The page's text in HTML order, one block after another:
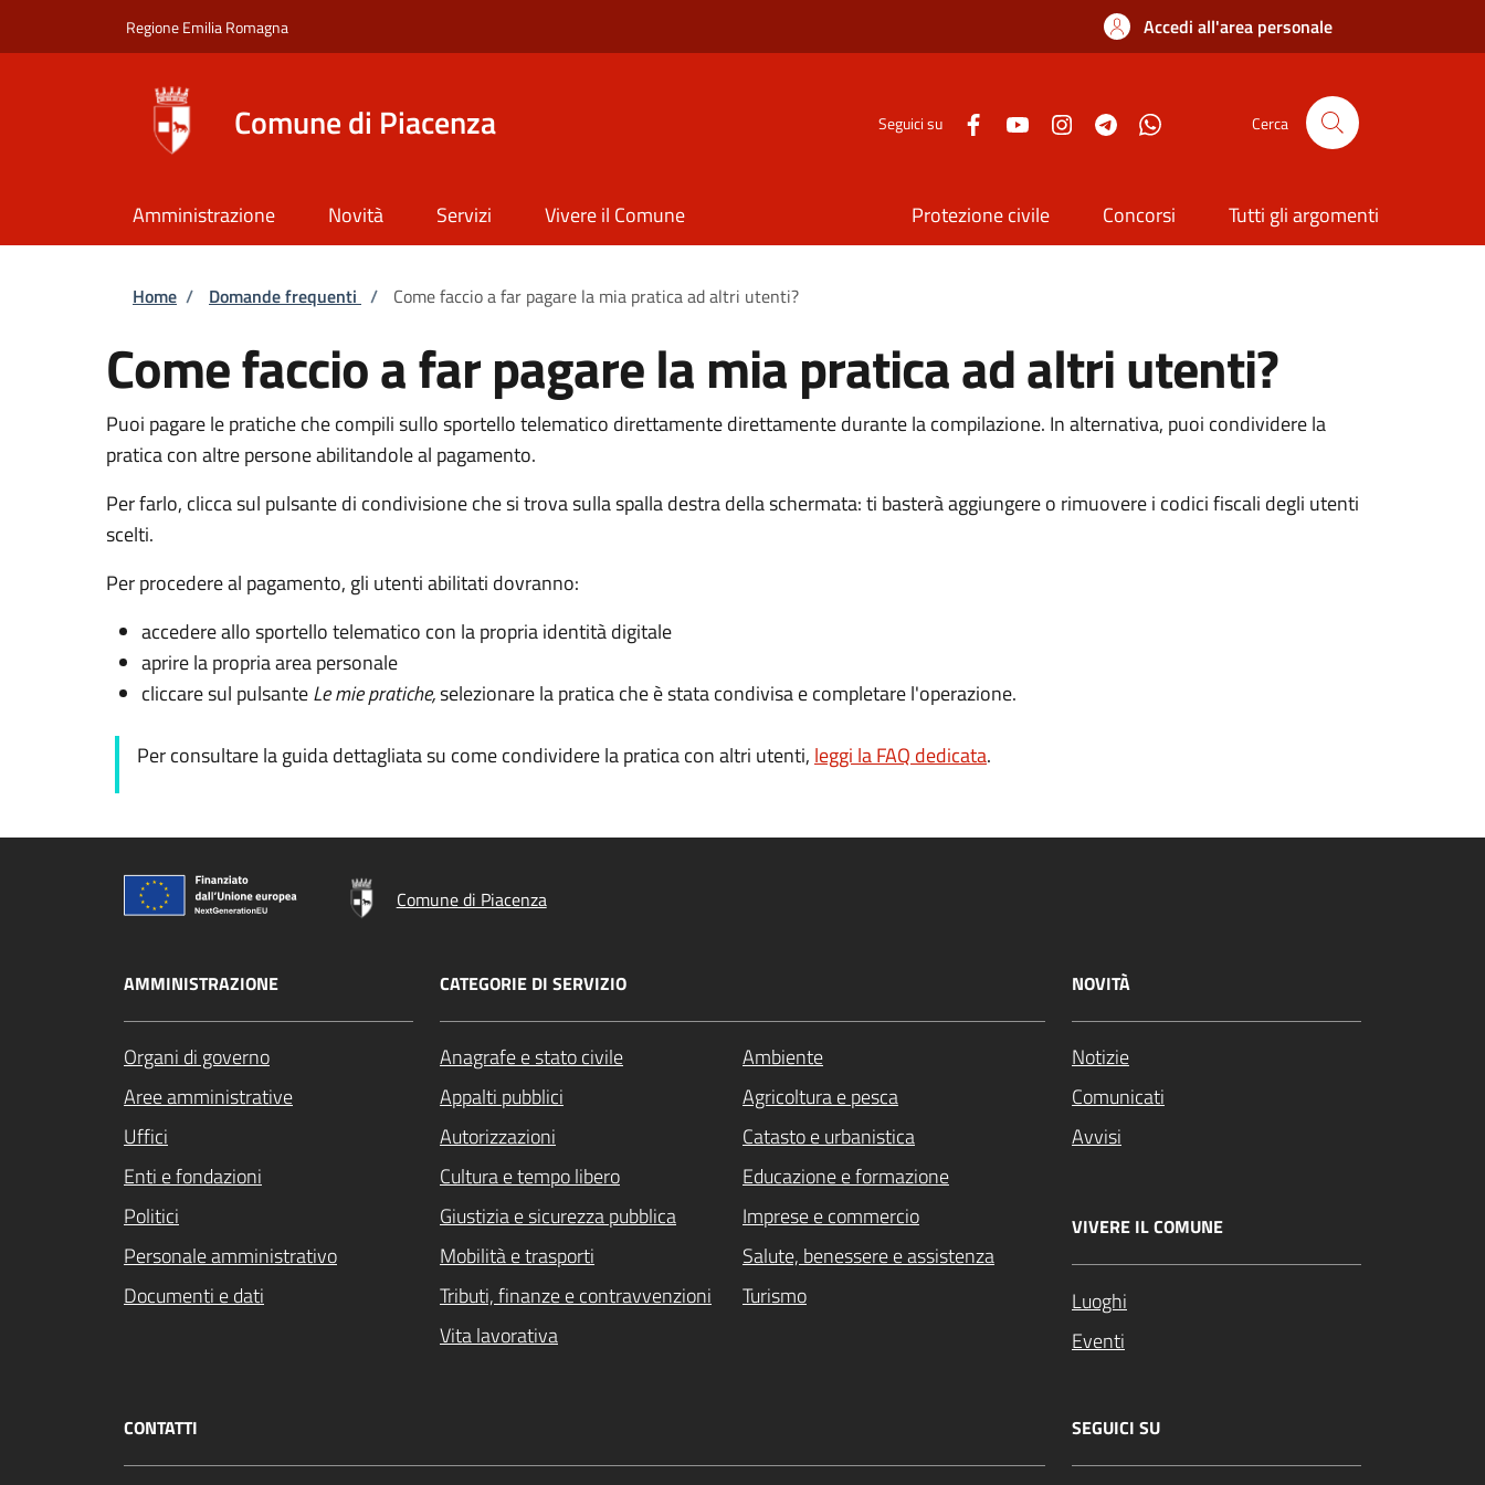
Regione Emilia Romagna Accedi all'area personale
Comune di Piacenza Seguici su Cerca
Amministrazione Novità Servizi Vivere il Comune Protezione civile Concorsi Tutti gli argomenti
Briciole di pane
Home / Domande frequenti / Come faccio a far pagare la mia pratica ad altri utenti?
Come faccio a far pagare la mia pratica ad altri utenti?
Puoi pagare le pratiche che compili sullo sportello telematico direttamente direttamente durante la compilazione. In alternativa, puoi condividere la
pratica con altre persone abilitandole al pagamento.
Per farlo, clicca sul pulsante di condivisione che si trova sulla spalla destra della schermata: ti basterà aggiungere o rimuovere i codici fiscali degli utenti
scelti.
Per procedere al pagamento, gli utenti abilitati dovranno:
accedere allo sportello telematico con la propria identità digitale
aprire la propria area personale
cliccare sul pulsanteLe mie pratiche,selezionare la pratica che è stata condivisa e completare l'operazione.
Per consultare la guida dettagliata su come condividere la pratica con altri utenti, leggi la FAQ dedicata.
Comune di Piacenza
AMMINISTRAZIONE
Organi di governo
Aree amministrative
Uffici
Enti e fondazioni
Politici
Personale amministrativo
Documenti e dati
CATEGORIE DI SERVIZIO
Anagrafe e stato civile
Ambiente
Appalti pubblici
Agricoltura e pesca
Autorizzazioni
Catasto e urbanistica
Cultura e tempo libero
Educazione e formazione
Giustizia e sicurezza pubblica
Imprese e commercio
Mobilità e trasporti
Salute, benessere e assistenza
Tributi, finanze e contravvenzioni
Turismo
Vita lavorativa
NOVITÀ
Notizie
Comunicati
Avvisi
VIVERE IL COMUNE
Luoghi
Eventi
CONTATTI SEGUICI SU